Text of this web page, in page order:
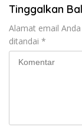
Tinggalkan
Alamat email
ditandai *